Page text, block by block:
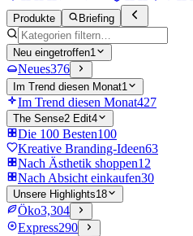
Produkte Briefing
Neu eingetroffen1
Neues376
Im Trend diesen Monat1
Im Trend diesen Monat427
The Sense2 Edit4
Die 100 Besten100
Kreative Branding-Ideen63
Nach Ästhetik shoppen12
Nach Absicht einkaufen30
Unsere Highlights18
Öko3,304
Express290